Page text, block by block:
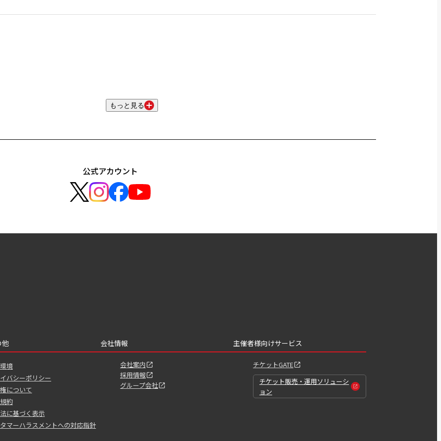
もっと見る
公式アカウント
他
境
バシーポリシー
について
約
に基づく表示
マーハラスメントへの対応指針
会社情報
会社案内
採用情報
グループ会社
主催者様向けサービス
チケットGATE
チケット販売・運用ソリューシ
ョン